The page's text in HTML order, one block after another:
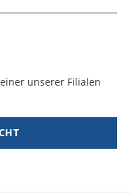
unserer Filialen